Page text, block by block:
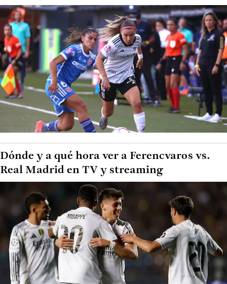
Dónde y a qué hora ver a Ferencvaros vs.
Real Madrid en TV y streaming